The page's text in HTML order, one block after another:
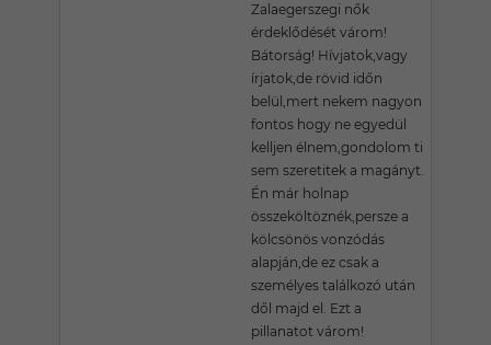
Zalaegerszegi nők
érdeklődését várom!
Bátorság! Hívjatok,vagy
írjatok,de rövid időn
belül,mert nekem nagyon
fontos hogy ne egyedül
kelljen élnem,gondolom ti
sem szeretitek a magányt.
Én már holnap
összeköltöznék,persze a
kölcsönös vonzódás
alapján,de ez csak a
személyes találkozó után
dől majd el. Ezt a
pillanatot várom!